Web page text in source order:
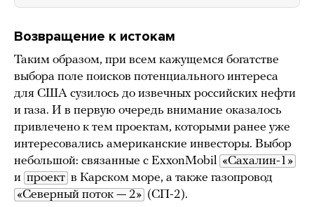
Возвращение к истокам
Таким образом, при всем кажущемся богатстве
выбора поле поисков потенциального интереса
для США сузилось до извечных российских нефти
и газа. И в первую очередь внимание оказалось
привлечено к тем проектам, которыми ранее уже
интересовались американские инвесторы. Выбор
небольшой: связанные с ExxonMobil «Сахалин-1»
и проект в Карском море, а также газопровод
«Северный поток — 2» (СП-2).